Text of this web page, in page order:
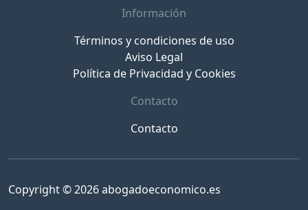
Información
Términos y condiciones de uso
Aviso Legal
Política de Privacidad y Cookies
Contacto
Contacto
Copyright © 2026 abogadoeconomico.es